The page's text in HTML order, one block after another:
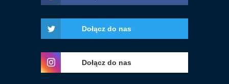
Dołącz do nas
Dołącz do nas